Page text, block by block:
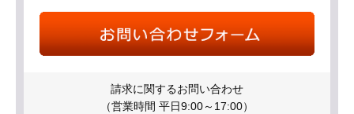
請求に関するお問い合わせ
（営業時間 平日9:00～17:00）